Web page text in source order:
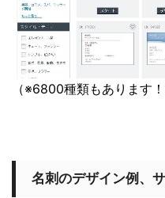
（※6800種類もあります！
名刺のデザイン例、